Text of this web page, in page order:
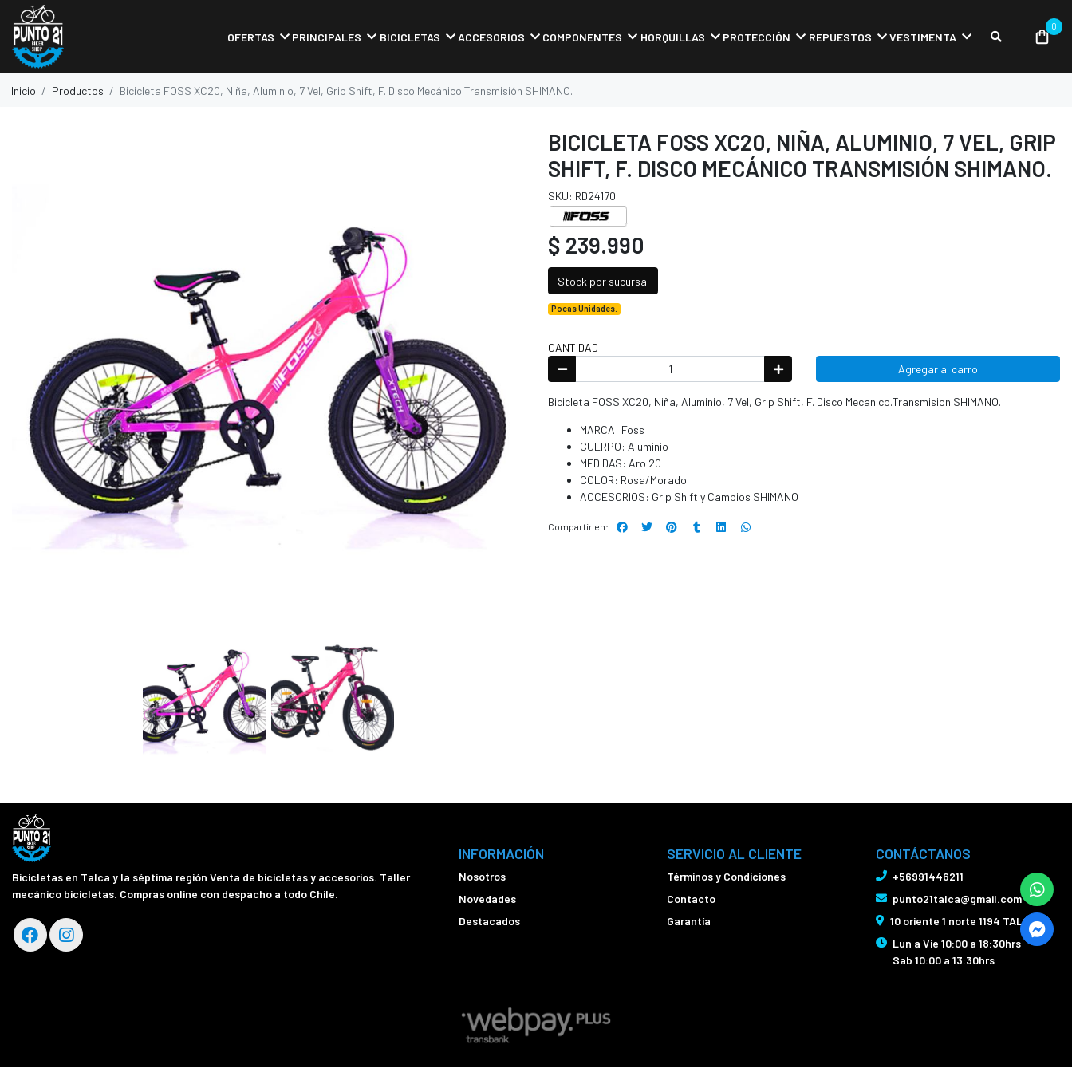
OFERTAS PRINCIPALES BICICLETAS ACCESORIOS COMPONENTES HORQUILLAS PROTECCIÓN REPUESTOS VESTIMENTA
0
Inicio Productos Bicicleta FOSS XC20, Niña, Aluminio, 7 Vel, Grip Shift, F. Disco Mecánico Transmisión SHIMANO.
BICICLETA FOSS XC20, NIÑA, ALUMINIO, 7 VEL, GRIP
SHIFT, F. DISCO MECÁNICO TRANSMISIÓN SHIMANO.
SKU: RD24170
$ 239.990
Stock por sucursal
Pocas Unidades.
CANTIDAD
Agregar al carro
Bicicleta FOSS XC20, Niña, Aluminio, 7 Vel, Grip Shift, F. Disco Mecanico.Transmision SHIMANO.
MARCA: Foss
CUERPO: Aluminio
MEDIDAS: Aro 20
COLOR: Rosa/Morado
ACCESORIOS: Grip Shift y Cambios SHIMANO
Compartir en:
Bicicletas en Talca y la séptima región Venta de bicicletas y accesorios. Taller
mecánico bicicletas. Compras online con despacho a todo Chile.
INFORMACIÓN
Nosotros
Novedades
Destacados
SERVICIO AL CLIENTE
Términos y Condiciones
Contacto
Garantía
CONTÁCTANOS
+56991446211
punto21talca@gmail.com
10 oriente 1 norte 1194 TALCA
Lun a Vie 10:00 a 18:30hrs
Sab 10:00 a 13:30hrs